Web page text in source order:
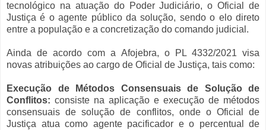
tecnológico na atuação do Poder Judiciário, o Oficial de
Justiça é o agente público da solução, sendo o elo direto
entre a população e a concretização do comando judicial.
Ainda de acordo com a Afojebra, o PL 4332/2021 visa
novas atribuições ao cargo de Oficial de Justiça, tais como:
Execução de Métodos Consensuais de Solução de
Conflitos: consiste na aplicação e execução de métodos
consensuais de solução de conflitos, onde o Oficial de
Justiça atua como agente pacificador e o percentual de